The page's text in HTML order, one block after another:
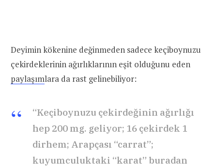
Deyimin kökenine değinmeden sadece keçiboynuzu
çekirdeklerinin ağırlıklarının eşit olduğunu eden
paylaşımlara da rast gelinebiliyor:
“Keçiboynuzu çekirdeğinin ağırlığı
hep 200 mg. geliyor; 16 çekirdek 1
dirhem; Arapçası “carrat”;
kuyumculuktaki “karat” buradan